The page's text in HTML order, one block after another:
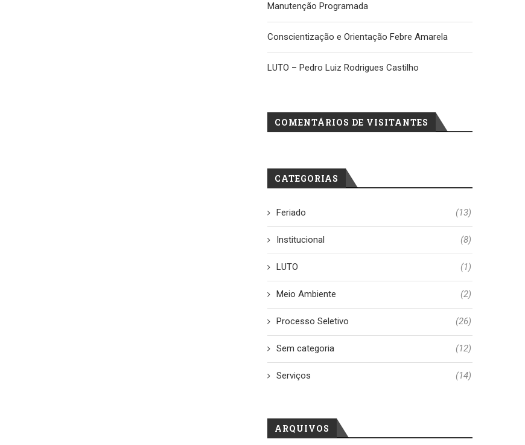
Manutenção Programada
Conscientização e Orientação Febre Amarela
LUTO – Pedro Luiz Rodrigues Castilho
COMENTÁRIOS DE VISITANTES
CATEGORIAS
Feriado (13)
Institucional (8)
LUTO (1)
Meio Ambiente (2)
Processo Seletivo (26)
Sem categoria (12)
Serviços (14)
ARQUIVOS